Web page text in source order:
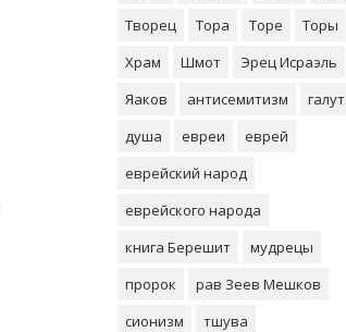
Творец
Тора Торе
Торы
Храм
Шмот
Эрец Исраэль
Яаков
антисемитизм
галут
душа
евреи
еврей
еврейский народ
еврейского народа
книга Берешит
мудрецы
пророк
рав Зеев Мешков
сионизм
тшува